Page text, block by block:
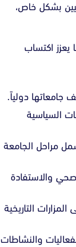
بشكل خاص،
يعزز اكتساب
جامعاتها دولياً.
السياسية
مراحل الجامعة
والاستفادة
التاريخية
والنشاطات